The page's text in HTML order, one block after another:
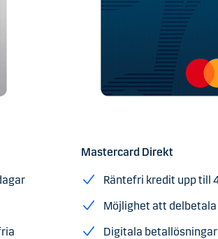
Mastercard Direkt
Räntefri kredit upp till
Möjlighet att
Digitala betallösningar